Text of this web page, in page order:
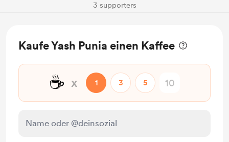
3 supporters
Kaufe Yash Punia einen Kaffee
☕ x 1 3 5